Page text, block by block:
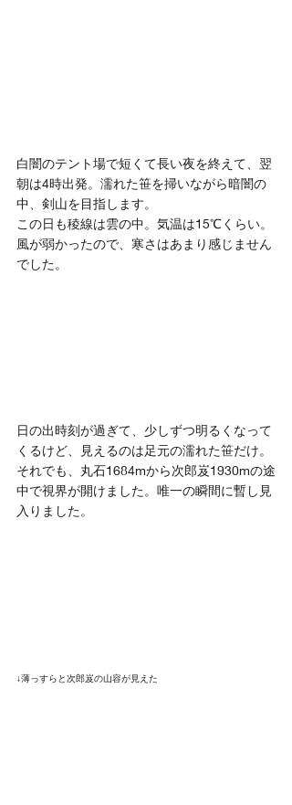
白闇のテント場で短くて長い夜を終えて、翌
朝は4時出発。濡れた笹を掃いながら暗闇の
中、剣山を目指します。
この日も稜線は雲の中。気温は15℃くらい。
風が弱かったので、寒さはあまり感じません
でした。
日の出時刻が過ぎて、少しずつ明るくなって
くるけど、見えるのは足元の濡れた笹だけ。
それでも、丸石1684mから次郎岌1930mの途
中で視界が開けました。唯一の瞬間に暫し見
入りました。
↓薄っすらと次郎岌の山容が見えた